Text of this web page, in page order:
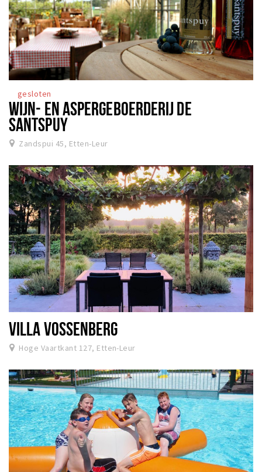
gesloten
WIJN- EN ASPERGEBOERDERIJ DE
SANTSPUY
Zandspui 45, Etten-Leur
VILLA VOSSENBERG
Hoge Vaartkant 127, Etten-Leur